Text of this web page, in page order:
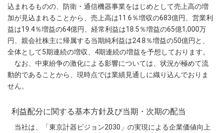
込まれるものの、防衛・通信機器事業をはじめとして売上高の増
加が見込まれることから、売上高は11.6％増収の683億円、営業利
益は19.4％増益の64億円、経常利益は18.5％増益の65億1,000万
円、親会社株主に帰属する当期純利益は24.8％増益の50億円と、
全体として5期連続の増収、4期連続の増益を予想しております。
なお、中東紛争の激化による影響については、状況が極めて流
動的であることから、現時点では業績見通しに織り込んでおりま
せん。
利益配分に関する基本方針及び当期・次期の配当
当社は、「東京計器ビジョン2030」の実現による企業価値向上